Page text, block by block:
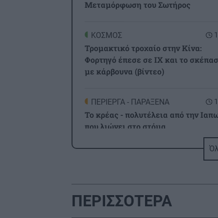
Μεταμόρφωση του Σωτήρος
ΚΟΣΜΟΣ
Τρομακτικό τροχαίο στην Κίνα:
Φορτηγό έπεσε σε IX και το
με κάρβουνα (βίντεο)
ΠΕΡΙΕΡΓΑ - ΠΑΡΑΞΕΝΑ
Το κρέας - πολυτέλεια από την
που λιώνει στο στόμα
ΠΕΡΙΣΣΟΤΕΡΑ